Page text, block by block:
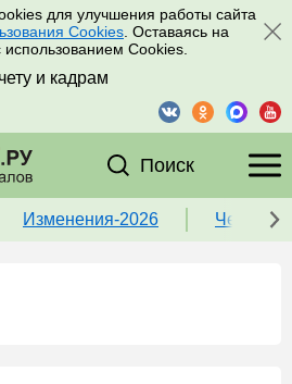
для улучшения работы сайта
Cookies . Оставаясь на
Cookies.
и кадрам
Поиск
Изменения-2026 Чек-